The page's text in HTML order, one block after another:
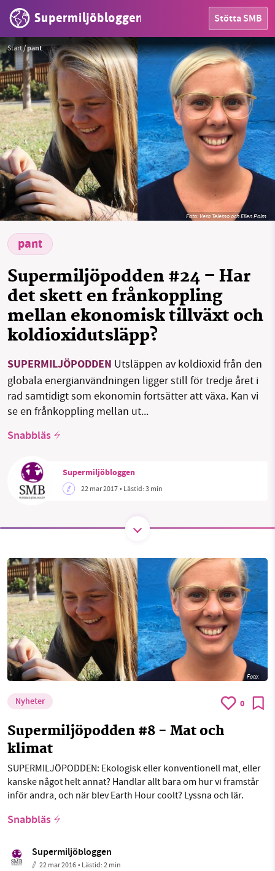
Supermiljöbloggen Stötta SMB
HEM
OMRÅDEN
MILJÖFAKTA
OM OSS
Sök Sparade inlägg Tipsa oss
Start/pant
pant
Supermiljöpodden #24 – Har
det skett en frånkoppling
mellan ekonomisk tillväxt och
koldioxidutsläpp?
SUPERMILJÖPODDEN Utsläppen av koldioxid från den
globala energianvändningen ligger still för tredje året i
rad samtidigt som ekonomin fortsätter att växa. Kan vi
se en frånkoppling mellan ut...
Snabbläs
Supermiljöbloggen
22 mar 2017• Lästid:3 min
Foto: Vera Telemo och Ellen Palm
Foto:
Nyheter 0
Supermiljöpodden #8 - Mat och
klimat
SUPERMILJÖPODDEN: Ekologisk eller konventionell mat, eller
kanske något helt annat? Handlar allt bara om hur vi framstår
inför andra, och när blev Earth Hour coolt? Lyssna och lär.
Snabbläs
Supermiljöbloggen
22 mar 2016• Lästid:2 min
SMB kämpar för en hållbar framtid. Sedan
starten 2010 har vår ideella redaktion drivit
miljödebatten framåt genom
nyhetsbevakning och granskningar. Nu vill vi
utveckla vårt arbete – och vi hoppas att du
vill hjälpa oss.
Stötta vårt arbete genom att swisha en slant till
Läs vad vi vill göra